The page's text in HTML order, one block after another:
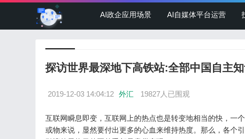
AI政企应用场景 AI自媒体平台运营
探访世界最深地下高铁站:全部中国自主
2019-12-03 14:04:12 外汇 19827人已围观
互联网瞬息即变，互联网上的热点也是转变地相当的快，一
或物来说，显然要付出更多的心血来维持热度。那么，各个